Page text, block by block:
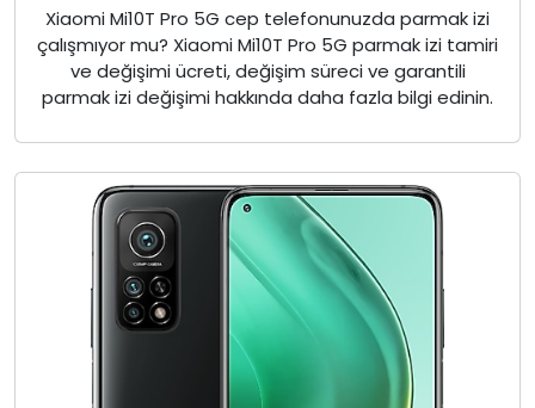
Xiaomi Mi10T Pro 5G cep telefonunuzda parmak izi
çalışmıyor mu? Xiaomi Mi10T Pro 5G parmak izi tamiri
ve değişimi ücreti, değişim süreci ve garantili
parmak izi değişimi hakkında daha fazla bilgi edinin.